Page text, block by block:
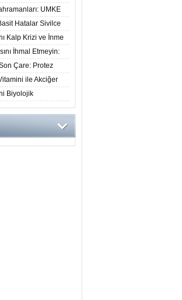
UMKE
Hatalar Sivilce
Kalp Krizi ve İnme
İhmal Etmeyin:
Çare: Protez
ile Akciğer
Biyolojik